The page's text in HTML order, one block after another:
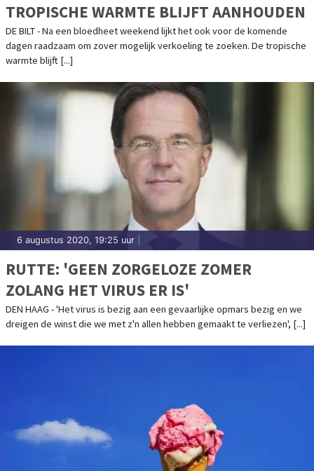
TROPISCHE WARMTE BLIJFT AANHOUDEN
DE BILT - Na een bloedheet weekend lijkt het ook voor de komende
dagen raadzaam om zover mogelijk verkoeling te zoeken. De tropische
warmte blijft [...]
6 augustus 2020, 19:25 uur
RUTTE: 'GEEN ZORGELOZE ZOMER
ZOLANG HET VIRUS ER IS'
DEN HAAG - 'Het virus is bezig aan een gevaarlijke opmars bezig en we
dreigen de winst die we met z'n allen hebben gemaakt te verliezen', [...]